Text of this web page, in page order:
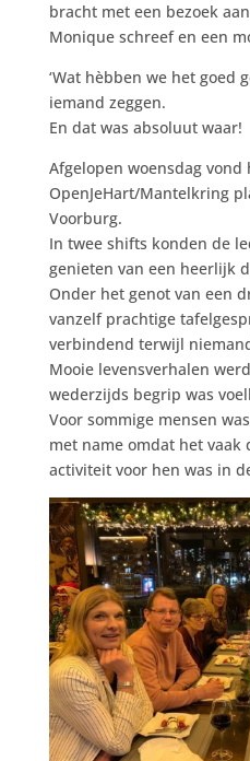
bracht met een bezoek
Monique schreef en een
‘Wat hèbben we het goed
iemand zeggen.
En dat was absoluut waar!
Afgelopen woensdag
OpenJeHart/Mantelkring
Voorburg.
In twee shifts konden de
genieten van een heerlijk
Onder het genot van een
vanzelf prachtige
verbindend terwijl
Mooie levensverhalen
wederzijds begrip was
Voor sommige mensen
met name omdat het vaak
activiteit voor hen was in